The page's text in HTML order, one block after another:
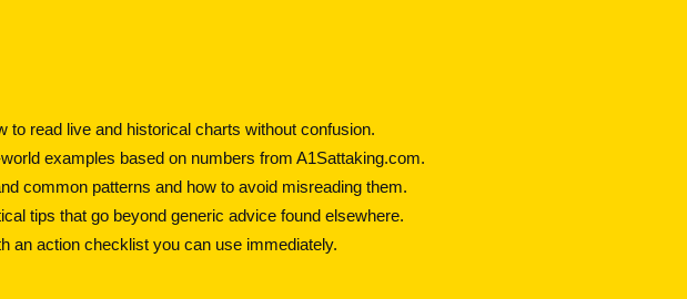
to read live and historical charts without confusion.
world examples based on numbers from A1Sattaking.com.
common patterns and how to avoid misreading them.
tips that go beyond generic advice found elsewhere.
an action checklist you can use immediately.